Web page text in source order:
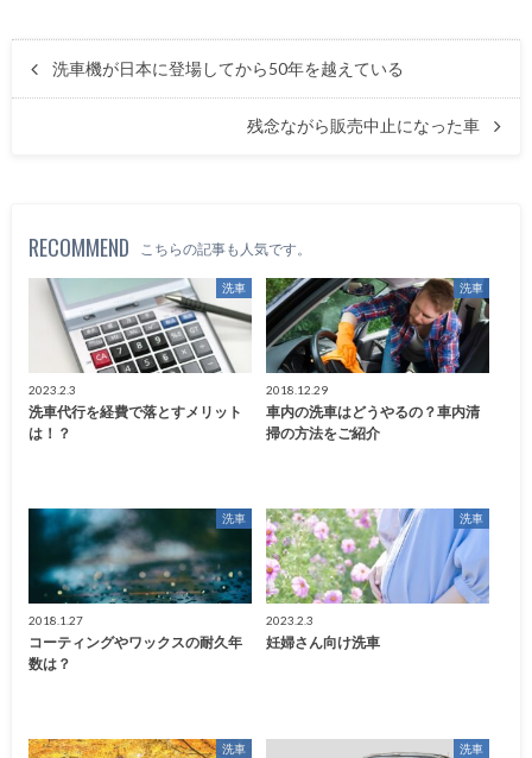
洗車機が日本に登場してから50年を越えている
残念ながら販売中止になった車
RECOMMEND こちらの記事も人気です。
洗車
2023.2.3
洗車代行を経費で落とすメリット
は！？
洗車
2018.12.29
車内の洗車はどうやるの？車内清
掃の方法をご紹介
洗車
2018.1.27
コーティングやワックスの耐久年
数は？
洗車
2023.2.3
妊婦さん向け洗車
洗車 洗車